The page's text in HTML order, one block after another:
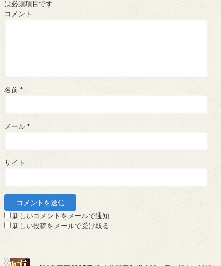
は必須項目です
コメント
名前 *
メール *
サイト
新しいコメントをメールで通知
新しい投稿をメールで受け取る